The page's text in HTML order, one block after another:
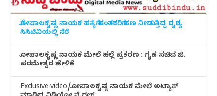
ಗೋಪಾಲಕೃಷ್ಣ ನಾಯಕ ಹತ್ಯೆಗೆ ಹಂತಕರಿಗೆ ಹಣ ನೀಡುತ್ತಿದ್ದ ದೃಶ್ಯ
ಸಿಸಿಟಿವಿಯಲ್ಲಿ ಸೆರೆ
ಗೋಪಾಲಕೃಷ್ಣ ನಾಯಕ ಮೇಲೆ ಹಲ್ಲೆ ಪ್ರಕರಣ : ಗೃಹ ಸಚಿವ ಜಿ.
ಪರಮೇಶ್ವರ ಹೇಳಿಕೆ
Exclusive video/ಗೋಪಾಲಕೃಷ್ಣ ನಾಯಕ ಮೇಲೆ ಅಟ್ಯಾಕ್